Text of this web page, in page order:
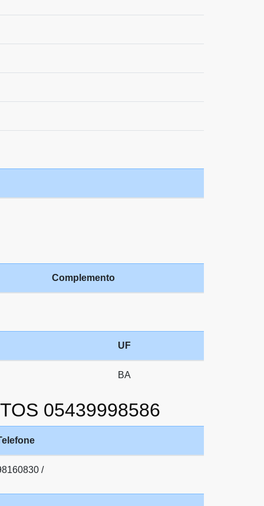
Complemento
UF
BA
05439998586
/